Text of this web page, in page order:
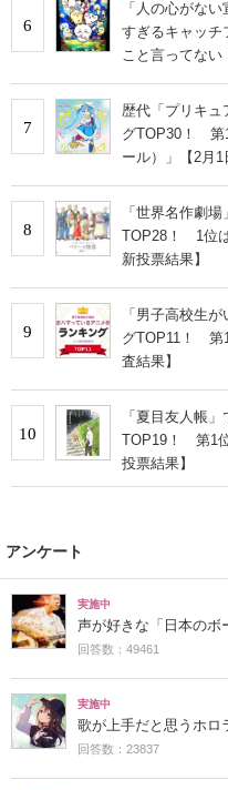
6
「人の心がな
すぎるキャッ
こと言ってな
7
歴代「プリキュ
グTOP30！ 第
ール）」【2月1
8
「世界名作劇
TOP28！ 1位
新投票結果】
9
「男子高校生
グTOP11！ 第
査結果】
10
「夏目友人帳
TOP19！ 第1
投票結果】
アンケート
実施中
声が好きな「日本のボ
回答数：49461
実施中
歌が上手だと思うホロ
回答数：23837